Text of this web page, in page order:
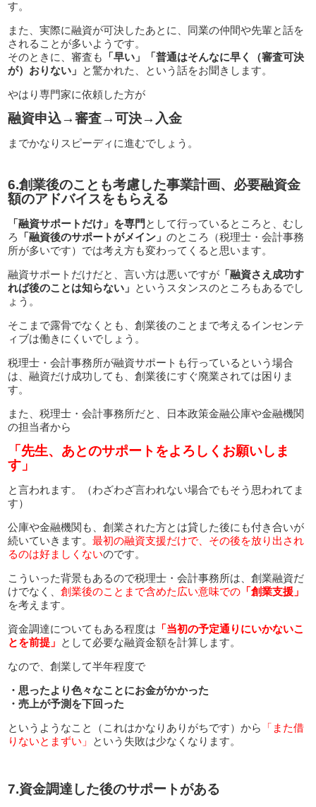
す。
また、実際に融資が可決したあとに、同業の仲間や先輩と話を
されることが多いようです。
そのときに、審査も
「早い」「普通はそんなに早く（審査可決
が）おりない」 と驚かれた、という話をお聞きします。
やはり専門家に依頼した方が
融資申込→審査→可決→入金
までかなりスピーディに進むでしょう。
6.創業後のことも考慮した事業計画、必要融資金
額のアドバイスをもらえる
「融資サポートだけ」を専門 として行っているところと、むし
ろ
「融資後のサポートがメイン」のところ（税理士・会計事務
所が多いです）では考え方も変わってくると思います。
融資サポートだけだと、言い方は悪いですが 「融資さえ成功す
れば後のことは知らない」 というスタンスのところもあるでし
ょう。
そこまで露骨でなくとも、創業後のことまで考えるインセンテ
ィブは働きにくいでしょう。
税理士・会計事務所が融資サポートも行っているという場合
は、融資だけ成功しても、創業後にすぐ廃業されては困りま
す。
また、税理士・会計事務所だと、日本政策金融公庫や金融機関
の担当者から
「先生、あとのサポートをよろしくお願いしま
す」
と言われます。（わざわざ言われない場合でもそう思われてま
す）
公庫や金融機関も、創業された方とは貸した後にも付き合いが
続いていきます。最初の融資支援だけで、その後を放り出され
るのは好ましくないのです。
こういった背景もあるので税理士・会計事務所は、創業融資だ
けでなく、創業後のことまで含めた広い意味での 「創業支援」
を考えます。
資金調達についてもある程度は 「当初の予定通りにいかないこ
とを前提」 として必要な融資金額を計算します。
なので、創業して半年程度で
・思ったより色々なことにお金がかかった
・売上が予測を下回った
というようなこと（これはかなりありがちです）から
「また借
りないとまずい」
という失敗は少なくなります。
7.資金調達した後のサポートがある